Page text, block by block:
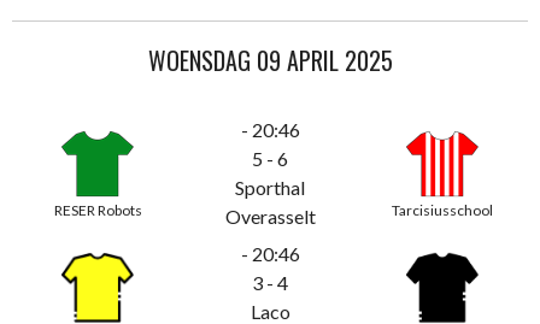
WOENSDAG 09 APRIL 2025
RESER Robots
- 20:46
5 - 6
Sporthal
Overasselt
Tarcisiusschool
- 20:46
3 - 4
Laco